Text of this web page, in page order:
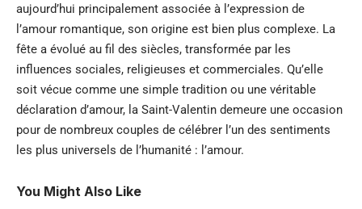
aujourd’hui principalement associée à l’expression de
l’amour romantique, son origine est bien plus complexe. La
fête a évolué au fil des siècles, transformée par les
influences sociales, religieuses et commerciales. Qu’elle
soit vécue comme une simple tradition ou une véritable
déclaration d’amour, la Saint-Valentin demeure une occasion
pour de nombreux couples de célébrer l’un des sentiments
les plus universels de l’humanité : l’amour.
You Might Also Like